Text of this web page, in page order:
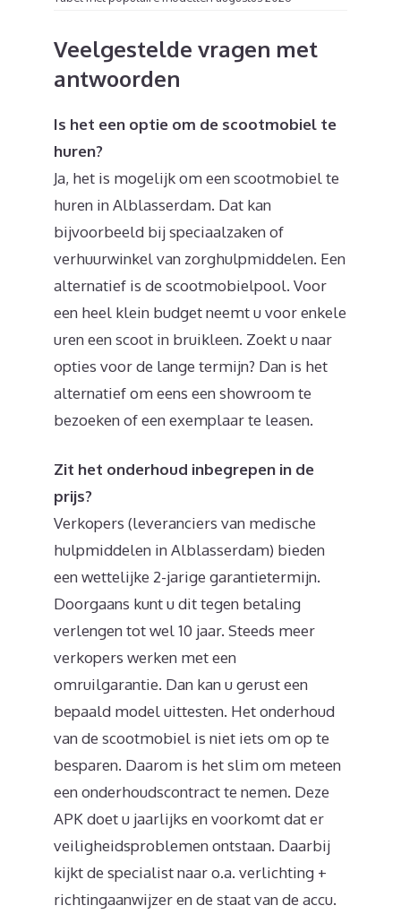
Veelgestelde vragen met
antwoorden
Is het een optie om de scootmobiel te
huren?
Ja, het is mogelijk om een scootmobiel te
huren in Alblasserdam. Dat kan
bijvoorbeeld bij speciaalzaken of
verhuurwinkel van zorghulpmiddelen. Een
alternatief is de scootmobielpool. Voor
een heel klein budget neemt u voor enkele
uren een scoot in bruikleen. Zoekt u naar
opties voor de lange termijn? Dan is het
alternatief om eens een showroom te
bezoeken of een exemplaar te leasen.
Zit het onderhoud inbegrepen in de
prijs?
Verkopers (leveranciers van medische
hulpmiddelen in Alblasserdam) bieden
een wettelijke 2-jarige garantietermijn.
Doorgaans kunt u dit tegen betaling
verlengen tot wel 10 jaar. Steeds meer
verkopers werken met een
omruilgarantie. Dan kan u gerust een
bepaald model uittesten. Het onderhoud
van de scootmobiel is niet iets om op te
besparen. Daarom is het slim om meteen
een onderhoudscontract te nemen. Deze
APK doet u jaarlijks en voorkomt dat er
veiligheidsproblemen ontstaan. Daarbij
kijkt de specialist naar o.a. verlichting +
richtingaanwijzer en de staat van de accu.